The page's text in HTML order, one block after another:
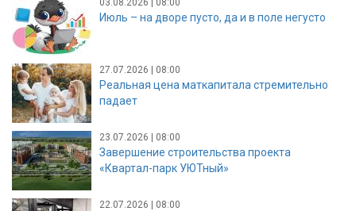
Июль – на дворе пусто, да и в поле негусто
27.07.2026 | 08:00
Реальная цена маткапитала стремительно
падает
23.07.2026 | 08:00
Завершение строительства проекта
«Квартал-парк УЮТный»
22.07.2026 | 08:00